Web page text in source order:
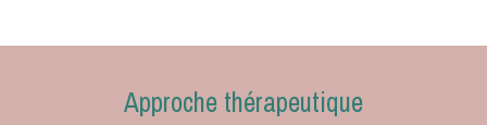
Approche thérapeutique